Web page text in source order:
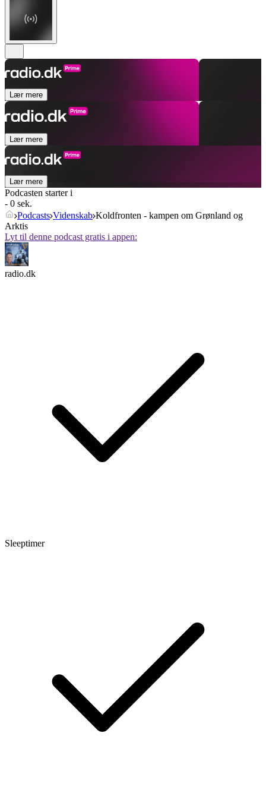
Lær mere
Lær mere
Lær mere
Podcasten starter i
- 0 sek.
Podcasts Videnskab Koldfronten - kampen om Grønland og
Arktis
Lyt til denne podcast gratis i appen:
radio.dk
Sleeptimer